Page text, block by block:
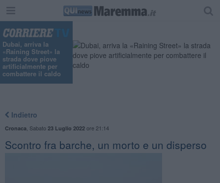
Dubai, arriva la
«Raining Street» la
strada dove piove
artificialmente per
combattere il caldo
Indietro
Cronaca Sabato 23 Luglio 2022ore 21:14
Scontro fra barche, un morto e un disperso